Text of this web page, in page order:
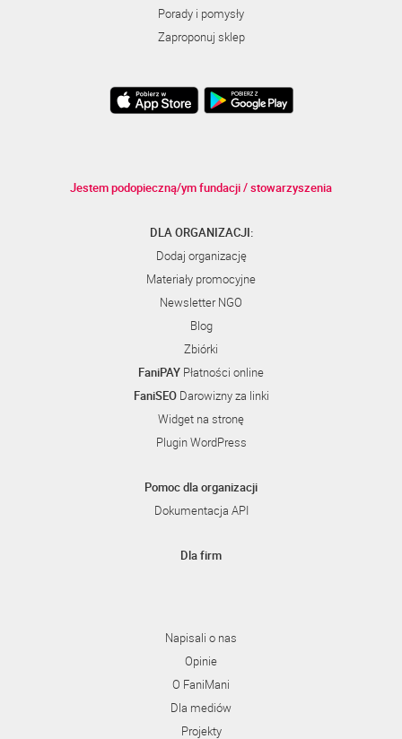
Porady i pomysły
Zaproponuj sklep
Jestem podopieczną/ym fundacji / stowarzyszenia
DLA ORGANIZACJI:
Dodaj organizację
Materiały promocyjne
Newsletter NGO
Blog
Zbiórki
FaniPAY Płatności online
FaniSEODarowizny za linki
Widget na stronę
Plugin WordPress
Pomoc dla organizacji
Dokumentacja API
Dla firm
Napisali o nas
Opinie
O FaniMani
Dla mediów
Projekty